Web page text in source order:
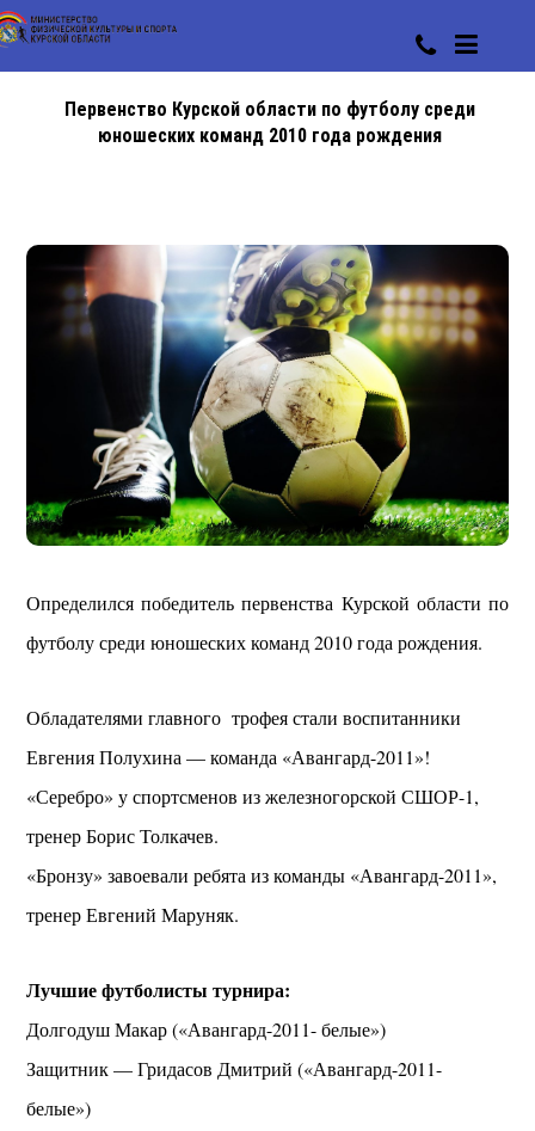
Первенство Курской области по футболу среди
юношеских команд 2010 года рождения
Определился победитель первенства Курской области по
футболу среди юношеских команд 2010 года рождения.
Обладателями главного трофея стали воспитанники
Евгения Полухина — команда «Авангард-2011»!
«Серебро» у спортсменов из железногорской СШОР-1,
тренер Борис Толкачев.
«Бронзу» завоевали ребята из команды «Авангард-2011»,
тренер Евгений Маруняк.
Лучшие футболисты турнира:
Долгодуш Макар («Авангард-2011- белые»)
Защитник — Гридасов Дмитрий («Авангард-2011-
белые»)